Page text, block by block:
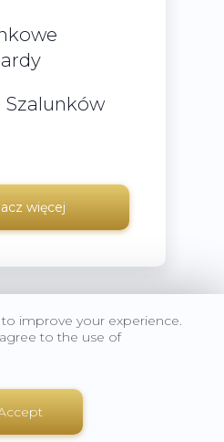
Szalunków
więcej
Sprzedaż szalunków
improve your experience.
to the use of